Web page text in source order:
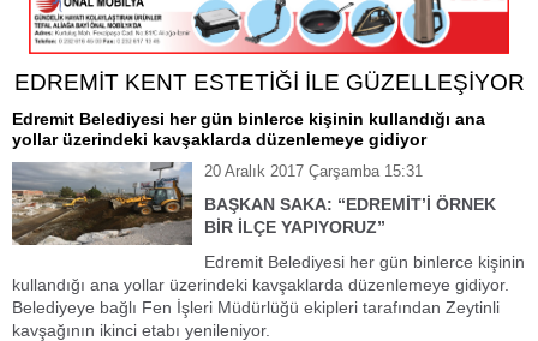
EDREMİT KENT ESTETİĞİ İLE GÜZELLEŞİYOR
Edremit Belediyesi her gün binlerce kişinin kullandığı ana
yollar üzerindeki kavşaklarda düzenlemeye gidiyor
20 Aralık 2017 Çarşamba 15:31
BAŞKAN SAKA: “EDREMİT’İ ÖRNEK
BİR İLÇE YAPIYORUZ”
Edremit Belediyesi her gün binlerce kişinin
kullandığı ana yollar üzerindeki kavşaklarda düzenlemeye gidiyor.
Belediyeye bağlı Fen İşleri Müdürlüğü ekipleri tarafından Zeytinli
kavşağının ikinci etabı yenileniyor.